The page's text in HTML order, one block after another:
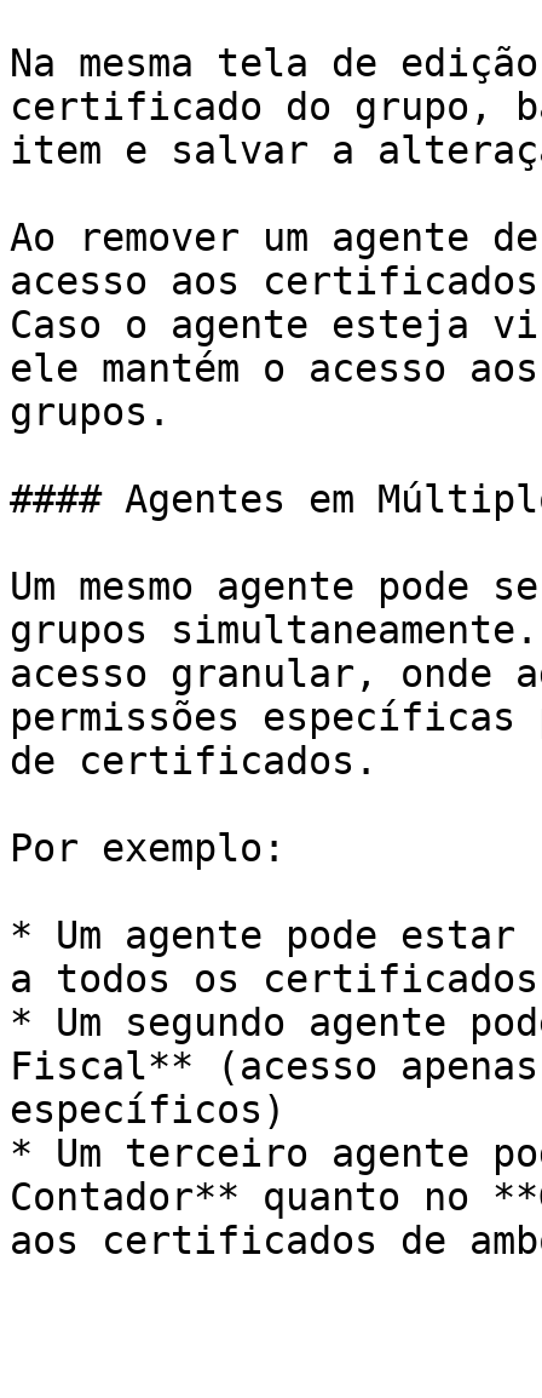
Na mesma tela de
certificado do grupo,
item e salvar a
Ao remover um agente
acesso aos
Caso o agente esteja
ele mantém o acesso
grupos.
#### Agentes em
Um mesmo agente
grupos
acesso granular, onde
permissões
de certificados.
Por exemplo:
* Um agente pode
a todos os
* Um segundo agente
Fiscal** (acesso
específicos)
* Um terceiro agente
Contador** quanto no